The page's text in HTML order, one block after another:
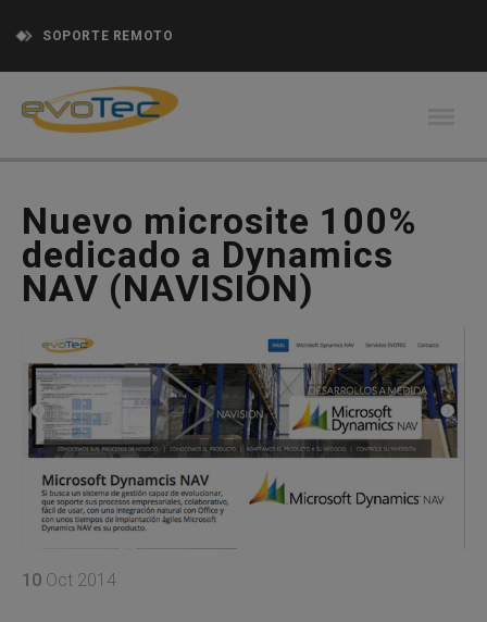
SOPORTE REMOTO
Nuevo microsite 100%
dedicado a Dynamics
NAV (NAVISION)
10 Oct 2014